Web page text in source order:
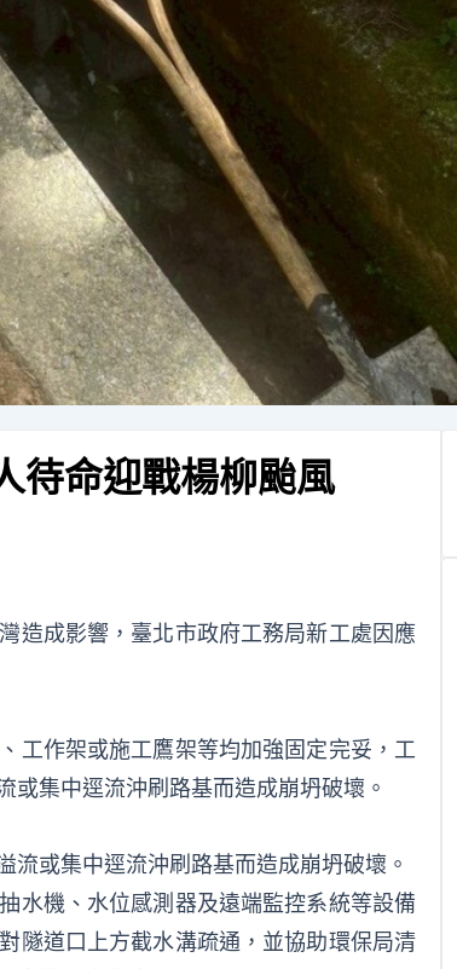
命迎戰楊柳颱風
造成影響，臺北市政府工務局新工處因應
工作架或施工鷹架等均加強固定完妥，工
集中逕流沖刷路基而造成崩坍破壞。
或集中逕流沖刷路基而造成崩坍破壞。
水機、水位感測器及遠端監控系統等設備
隧道口上方截水溝疏通，並協助環保局清